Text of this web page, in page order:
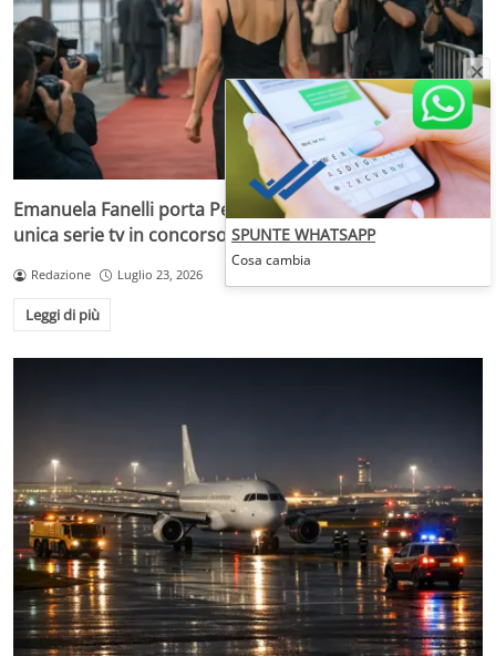
Emanuela Fanelli porta Peccato alla Mostra di Venezia,
unica serie tv in concorso
Redazione Luglio 23, 2026
Leggi di più
SPUNTE WHATSAPP
Cosa cambia